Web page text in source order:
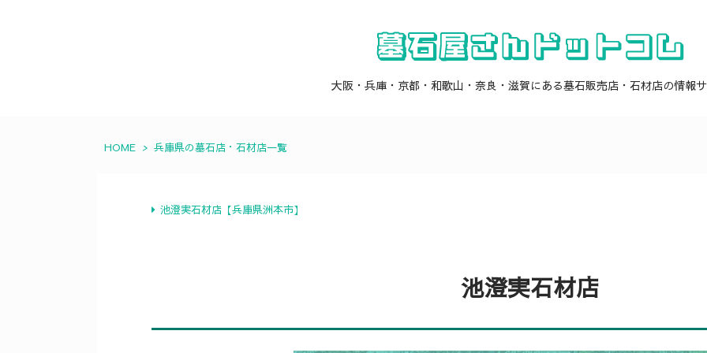
大阪・兵庫・京都・和歌山・奈良・滋賀にある墓石販売店・石材店の情報
HOME > 兵庫県の墓石店・石材店一覧
池澄実石材店【兵庫県洲本市】
池澄実石材店